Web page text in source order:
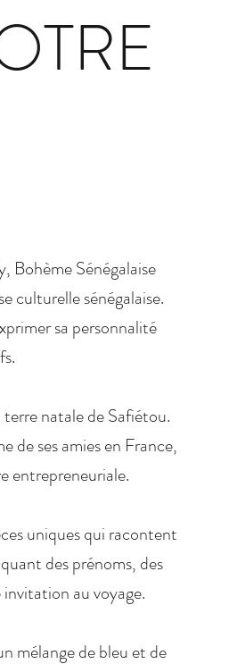
Bohème Sénégalaise
culturelle sénégalaise.
sa personnalité
terre natale de Safiétou.
de ses amies en France,
entrepreneuriale.
uniques qui racontent
des prénoms, des
au voyage.
mélange de bleu et de